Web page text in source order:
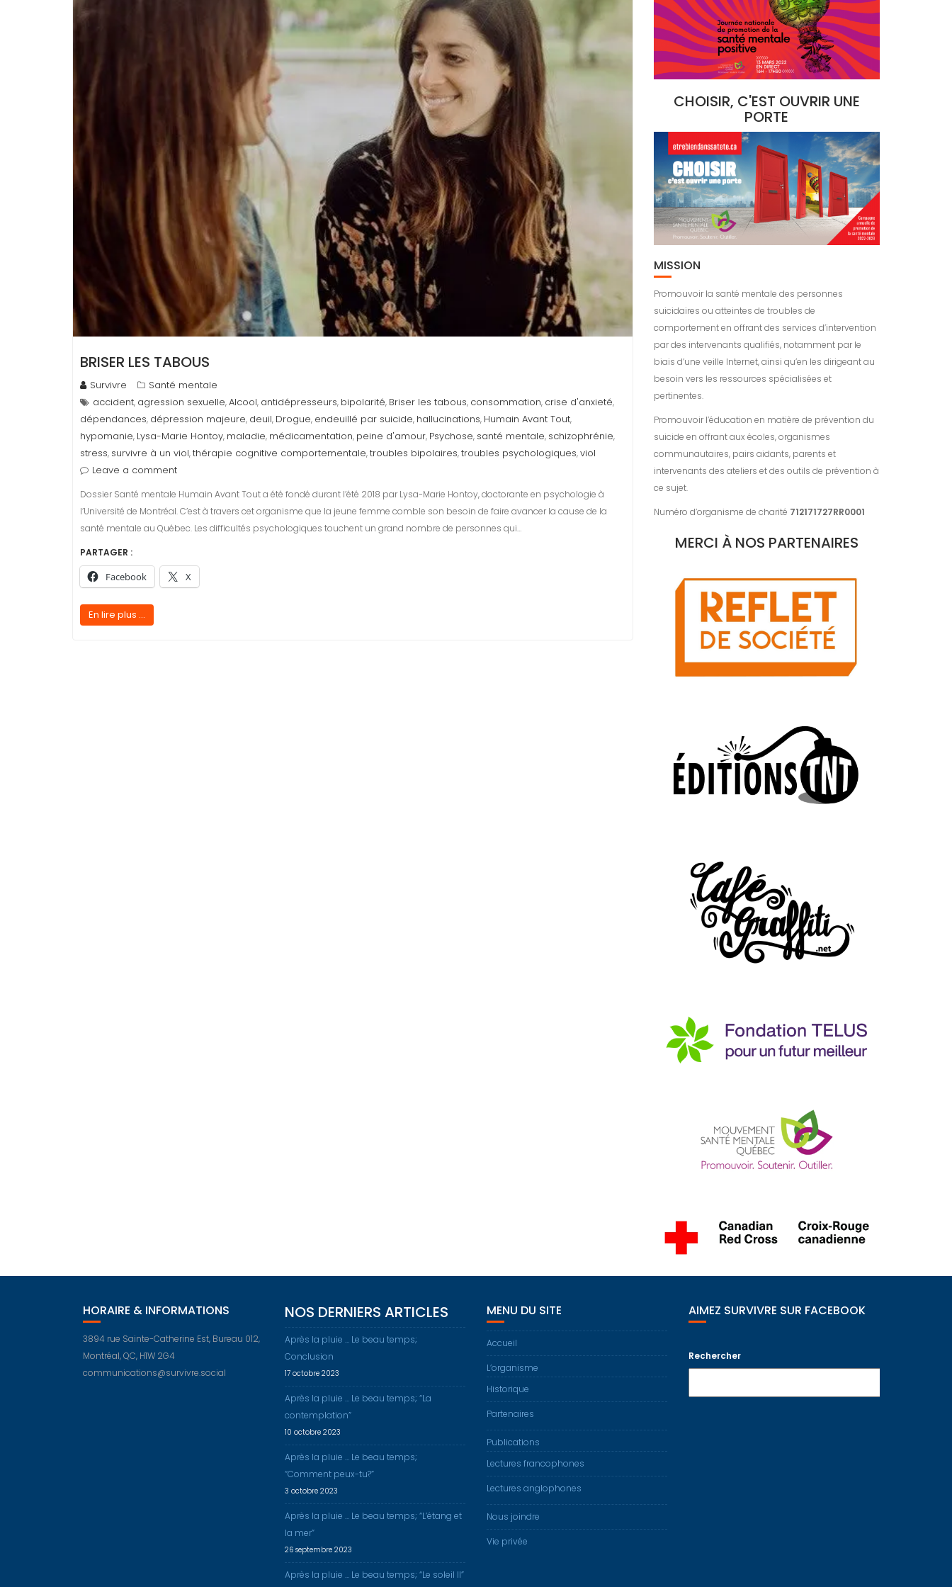
BRISER LES TABOUS
Survivre
Santé mentale
accident, agression sexuelle,Alcool, antidépresseurs, bipolarité, Briser les tabous, consommation, crise d'anxieté,
dépendances, dépression majeure, deuil, Drogue, endeuillé par suicide, hallucinations, Humain Avant Tout,
hypomanie, Lysa-Marie Hontoy, maladie, médicamentation, peine d'amour, Psychose, santé mentale, schizophrénie,
stress, survivre à un viol,thérapie cognitive comportementale,troubles bipolaires,troubles psychologiques,viol
Leave a comment
Dossier Santé mentale Humain Avant Tout a été fondé durant l’été 2018 par Lysa-Marie Hontoy, doctorante en psychologie à
l’Université de Montréal. C’est à travers cet organisme que la jeune femme comble son besoin de faire avancer la cause de la
santé mentale au Québec. Les difficultés psychologiques touchent un grand nombre de personnes qui…
PARTAGER :
Facebook X
En lire plus ...
CHOISIR, C'EST OUVRIR UNE
PORTE
MISSION
Promouvoir la santé mentale des personnes
suicidaires ou atteintes de troubles de
comportement en offrant des services d’intervention
par des intervenants qualifiés, notamment par le
biais d’une veille Internet, ainsi qu’en les dirigeant au
besoin vers les ressources spécialisées et
pertinentes.
Promouvoir l’éducation en matière de prévention du
suicide en offrant aux écoles, organismes
communautaires, pairs aidants, parents et
intervenants des ateliers et des outils de prévention à
ce sujet.
Numéro d’organisme de charité 712171727RR0001
MERCI À NOS PARTENAIRES
HORAIRE & INFORMATIONS
3894 rue Sainte-Catherine Est, Bureau 012,
Montréal, QC, H1W 2G4
communications@survivre.social
NOS DERNIERS ARTICLES
Après la pluie … Le beau temps;
Conclusion
17 octobre 2023
Après la pluie … Le beau temps; “La
contemplation”
10 octobre 2023
Après la pluie … Le beau temps;
“Comment peux-tu?”
3 octobre 2023
Après la pluie … Le beau temps; “L’étang et
la mer”
26 septembre 2023
Après la pluie … Le beau temps; “Le soleil II”
MENU DU SITE
Accueil
L’organisme
Historique
Partenaires
Publications
Lectures francophones
Lectures anglophones
Nous joindre
Vie privée
AIMEZ SURVIVRE SUR FACEBOOK
Rechercher